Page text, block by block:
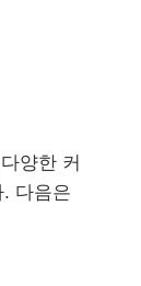
양한 커
다음은